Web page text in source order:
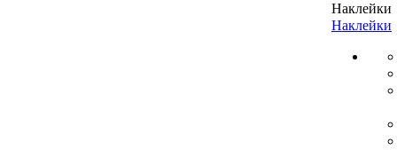
Наклейки
Наклейки